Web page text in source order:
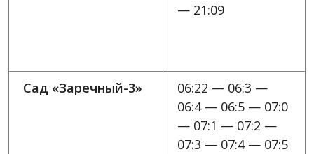
— 21:09
Сад «Заречный-3»
06:22 — 06:3 —
06:4 — 06:5 — 07:0
— 07:1 — 07:2 —
07:3 — 07:4 — 07:5